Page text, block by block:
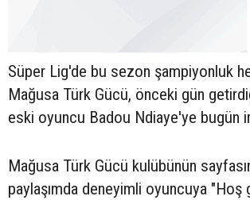
Süper Lig'de bu sezon şampiyonluk
Mağusa Türk Gücü, önceki gün
eski oyuncu Badou Ndiaye'ye bugün
Mağusa Türk Gücü kulübünün
paylaşımda deneyimli oyuncuya "Hoş